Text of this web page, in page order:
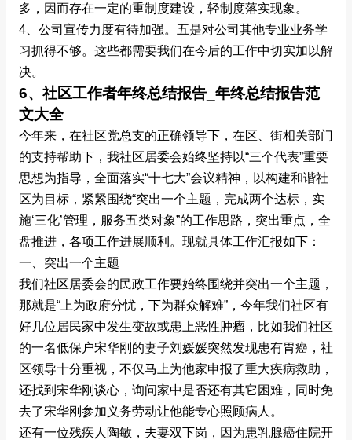
多，因而存在一定的重制度建设，轻制度落实现象。
4、公司宣传力度有待加强。五是对公司其他专业业务学
习抓得不够。这些都需要我们在今后的工作中切实加以解
决。
6、社区工作者年终总结报告_年终总结报告范
文大全
今年来，在社区党总支的正确领导下，在区、街相关部门
的支持帮助下，我社区居委会始终坚持以“三个代表”重要
思想为指导，全面落实“十七大”会议精神，以构建和谐社
区为目标，紧紧围绕“突出一个主题，完成两个达标，实
施‘三化’管理，服务五类对象”的工作思路，突出重点，全
盘推进，各项工作进展顺利。现就具体工作汇报如下：
一、突出一个主题
我们社区居委会的民政工作要始终围绕并突出一个主题，
那就是“上为政府分忧，下为群众解难”，今年我们社区有
好几位居民家中发生变故或患上恶性肿瘤，比如我们社区
的一名低保户宋华刚的妻子刘媛媛突然发现患有胃癌，社
区领导十分重视，不仅马上为他家申报了重大疾病救助，
还找到宋华刚谈心，询问家中是否还有其它困难，同时免
去了宋华刚参加义务劳动让他能专心照顾病人。
还有一位残疾人陶敏，夫妻双下岗，因为患乳腺癌住院开